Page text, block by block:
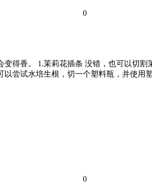
0
得香。 1.茉莉花插条 没错，也可以切割
尝试水培生根，切一个塑料瓶，并使用
0